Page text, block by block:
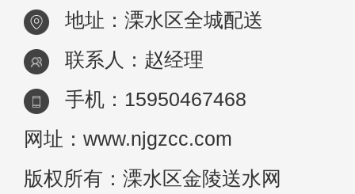
地址：溧水区全城配送
联系人：赵经理
手机：15950467468
网址：www.njgzcc.com
版权所有：溧水区金陵送水网